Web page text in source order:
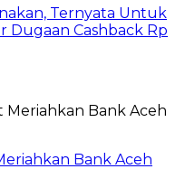
Ternyata Untuk
Dugaan Cashback Rp
Bank Aceh